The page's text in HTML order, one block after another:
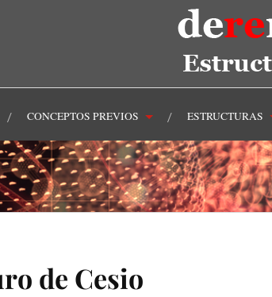
CONCEPTOS PREVIOS ESTRUCTURAS
de Cesio